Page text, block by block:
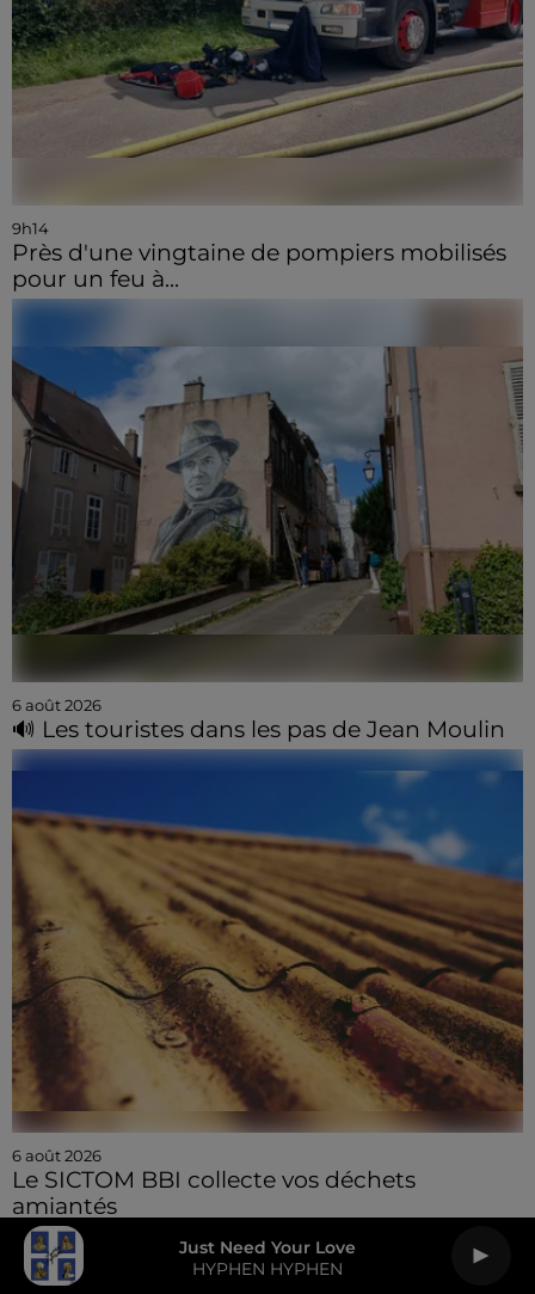
Just Need Your Love
HYPHEN HYPHEN
9h14
Près d'une vingtaine de pompiers mobilisés
pour un feu à...
6 août 2026
🔊 Les touristes dans les pas de Jean Moulin
6 août 2026
Le SICTOM BBI collecte vos déchets
amiantés